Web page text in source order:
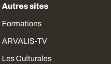
Autres sites
Formations
ARVALIS-TV
Les Culturales